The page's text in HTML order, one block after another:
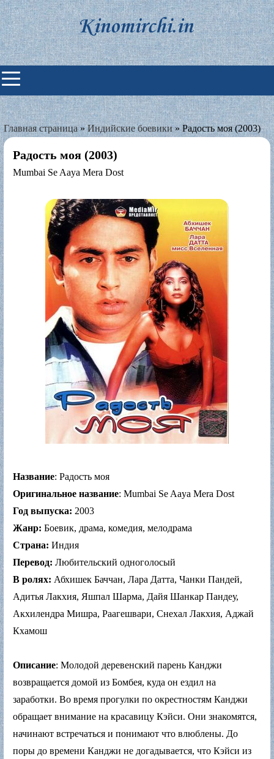
Skip
to
content
Индийские фильмы смотреть
онлайн
Главная страница»Индийские боевики»Радость моя (2003)
Радость моя (2003)
Mumbai Se Aaya Mera Dost
Название: Радость моя
Оригинальное название: Mumbai Se Aaya Mera Dost
Год выпуска: 2003
Жанр: Боевик, драма, комедия, мелодрама
Страна: Индия
Перевод: Любительский одноголосый
В ролях: Абхишек Баччан, Лара Датта, Чанки Пандей,
Адитья Лакхия, Яшпал Шарма, Дайя Шанкар Пандеу,
Акхилендра Мишра, Раагешвари, Снехал Лакхия, Аджай
Кхамош
Описание: Молодой деревенский парень Канджи
возвращается домой из Бомбея, куда он ездил на
заработки. Во время прогулки по окрестностям Канджи
обращает внимание на красавицу Кэйси. Они знакомятся,
начинают встречаться и понимают что влюблены. До
поры до времени Канджи не догадывается, что Кэйси из